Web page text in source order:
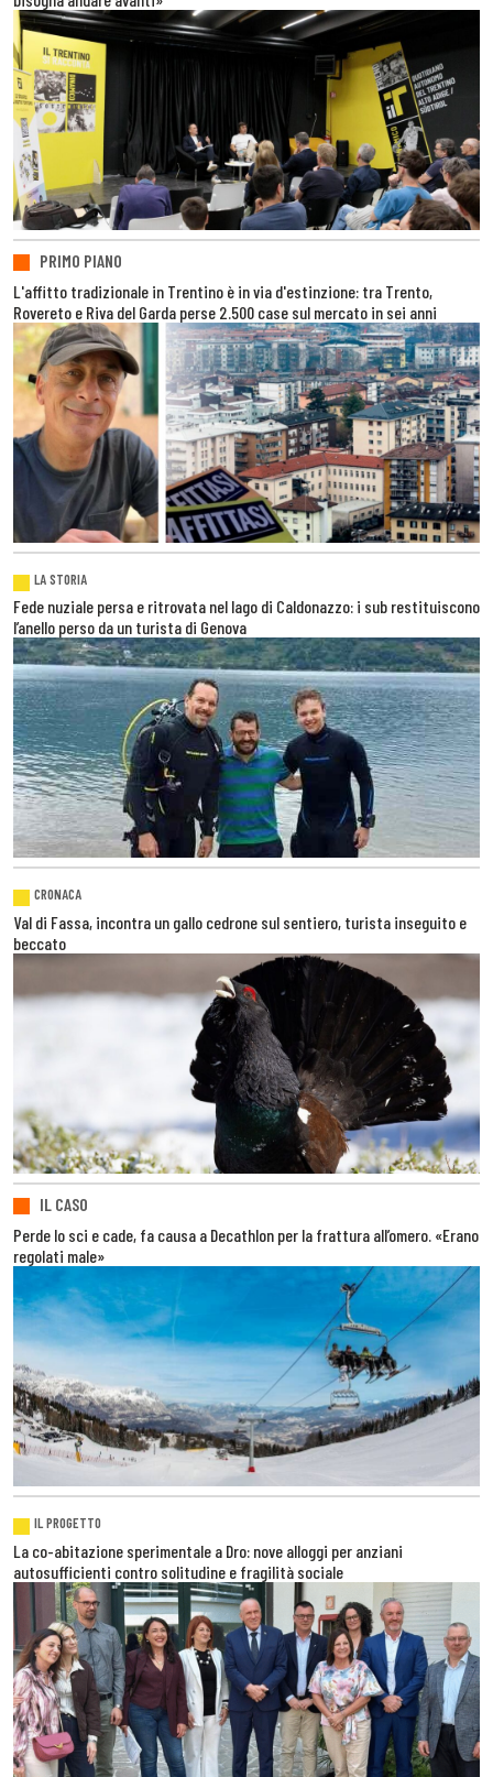
PRIMO PIANO
L'affitto tradizionale in Trentino è in via d'estinzione: tra Trento,
Rovereto e Riva del Garda perse 2.500 case sul mercato in sei anni
LA STORIA
Fede nuziale persa e ritrovata nel lago di Caldonazzo: i sub restituiscono
l’anello perso da un turista di Genova
CRONACA
Val di Fassa, incontra un gallo cedrone sul sentiero, turista inseguito e
beccato
IL CASO
Perde lo sci e cade, fa causa a Decathlon per la frattura all’omero. «Erano
regolati male»
IL PROGETTO
La co-abitazione sperimentale a Dro: nove alloggi per anziani
autosufficienti contro solitudine e fragilità sociale